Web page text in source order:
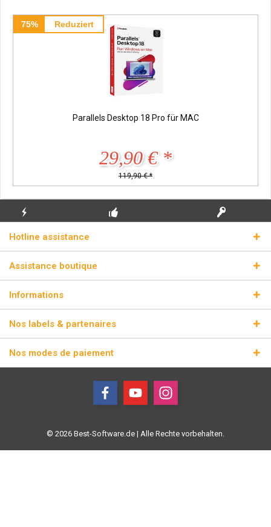
75% Reduziert
Parallels Desktop 18 Pro für MAC
29,90 € *
119,90 € *
ÉCLAIR
Hotline assistance
Assistance boutique
Informations
Nos labels & partenaires
Nos modes de paiement
© 2026 Best-Software.de | Alle Rechte vorbehalten.